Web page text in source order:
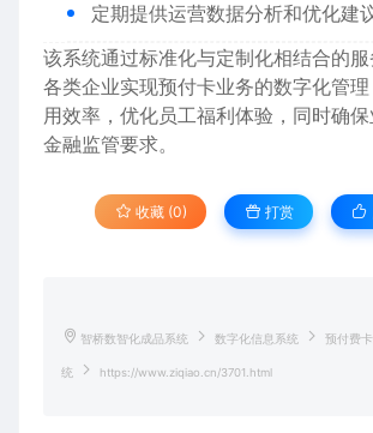
定期提供运营数据分析和优化建
该系统通过标准化与定制化相结合的
各类企业实现预付卡业务的数字化管
用效率，优化员工福利体验，同时确
金融监管要求。
收藏 (0) 打赏
智桥数智化成品系统 数字化信息系统 预付费
统 https://www.ziqiao.cn/3701.html